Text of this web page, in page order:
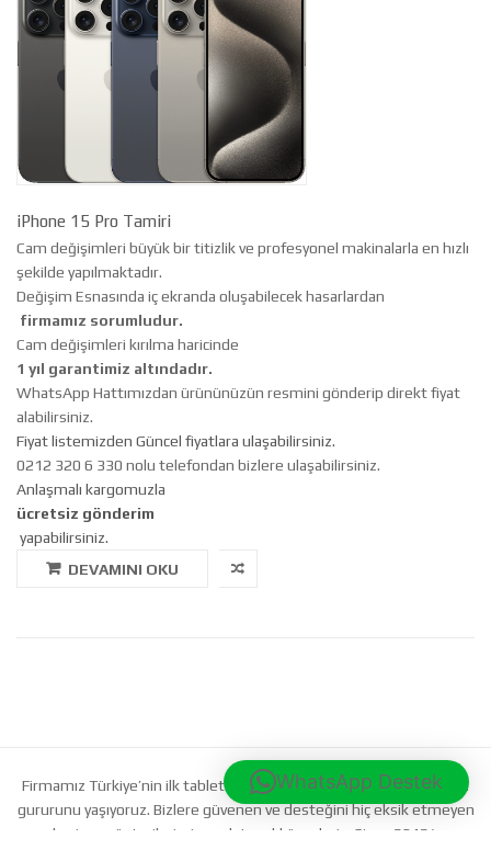
iPhone 15 Pro Tamiri
Cam değişimleri büyük bir titizlik ve profesyonel makinalarla en hızlı
şekilde yapılmaktadır.
Değişim Esnasında iç ekranda oluşabilecek hasarlardan
firmamız sorumludur.
Cam değişimleri kırılma haricinde
1 yıl garantimiz altındadır.
WhatsApp Hattımızdan ürününüzün resmini gönderip direkt fiyat
alabilirsiniz.
Fiyat listemizden Güncel fiyatlara ulaşabilirsiniz.
0212 320 6 330 nolu telefondan bizlere ulaşabilirsiniz.
Anlaşmalı kargomuzla
ücretsiz gönderim
yapabilirsiniz.
DEVAMINI OKU
Firmamız Türkiye’nin ilk tablet tamircisidir. 12. yılımızı doldurmanın
gururunu yaşıyoruz. Bizlere güvenen ve desteğini hiç eksik etmeyen
bayi ve müşterilerimize çok teşekkür ederiz. Since 2012 \
WhatsApp Destek